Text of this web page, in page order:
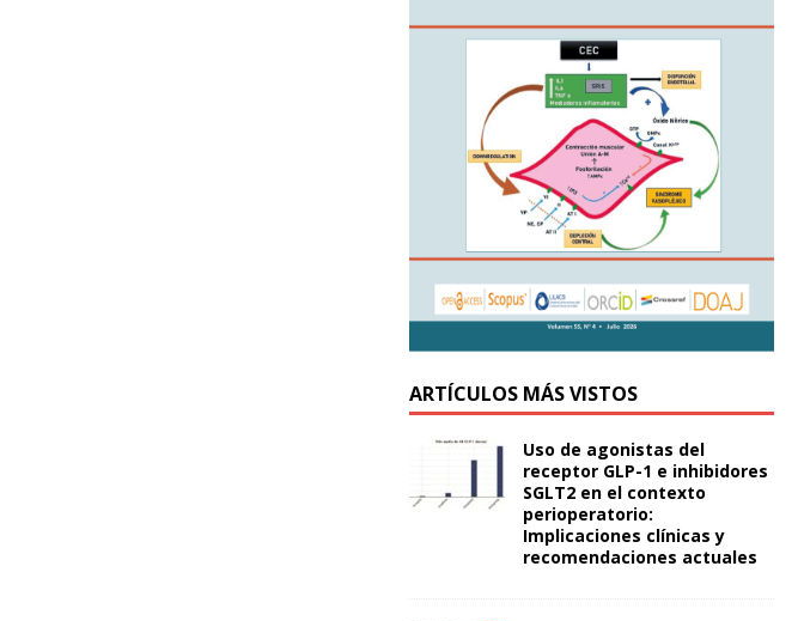
ARTÍCULOS MÁS VISTOS
Uso de agonistas del
receptor GLP-1 e inhibidores
SGLT2 en el contexto
perioperatorio:
Implicaciones clínicas y
recomendaciones actuales